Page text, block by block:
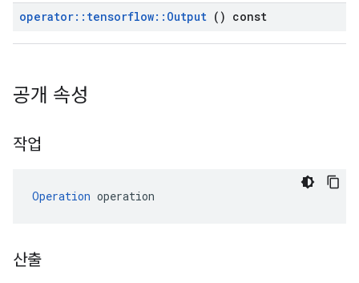
operator:: tensorflow:: Output () const
공개 속성
작업
Operation operation
산출